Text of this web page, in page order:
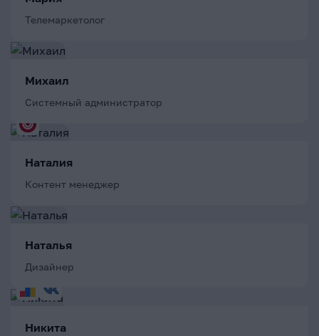
Телемаркетолог
Михаил
Системный администратор
Наталия
Контент менеджер
Наталья
Дизайнер
Никита